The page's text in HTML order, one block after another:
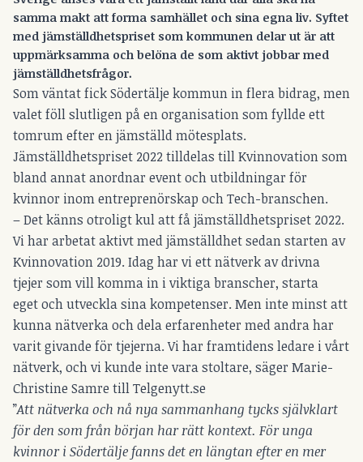
samma makt att forma samhället och sina egna liv. Syftet
med jämställdhetspriset som kommunen delar ut är att
uppmärksamma och belöna de som aktivt jobbar med
jämställdhetsfrågor.
Som väntat fick Södertälje kommun in flera bidrag, men
valet föll slutligen på en organisation som fyllde ett
tomrum efter en jämställd mötesplats.
Jämställdhetspriset 2022 tilldelas till Kvinnovation som
bland annat anordnar event och utbildningar för
kvinnor inom entreprenörskap och Tech-branschen.
– Det känns otroligt kul att få jämställdhetspriset 2022.
Vi har arbetat aktivt med jämställdhet sedan starten av
Kvinnovation 2019. Idag har vi ett nätverk av drivna
tjejer som vill komma in i viktiga branscher, starta
eget och utveckla sina kompetenser. Men inte minst att
kunna nätverka och dela erfarenheter med andra har
varit givande för tjejerna. Vi har framtidens ledare i vårt
nätverk, och vi kunde inte vara stoltare, säger Marie-
Christine Samre till Telgenytt.se
”Att nätverka och nå nya sammanhang tycks självklart
för den som från början har rätt kontext. För unga
kvinnor i Södertälje fanns det en längtan efter en mer